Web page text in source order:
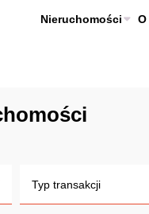
Nieruchomości
Typ transakcji